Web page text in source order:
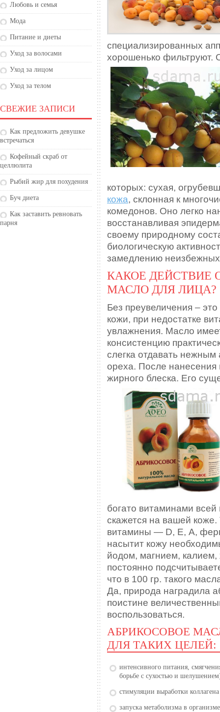
Любовь и семья
Мода
Питание и диеты
Уход за волосами
Уход за лицом
Уход за телом
СВЕЖИЕ ЗАПИСИ
Как предложить девушке
встречаться
Кофейный скраб от
целлюлита
Рыбий жир для похудения
Буч диета
Как заставить ревновать
парня
специализированных
хорошенько фильтруют.
которых: сухая,
кожа, склонная к
комедонов. Оно легко
восстанавливая
своему природному
биологическую
замедлению
КАКОЕ ДЕЙСТВИЕ
МАСЛО ДЛЯ ЛИЦА?
Без преувеличения –
кожи, при недостатке
увлажнения. Масло
консистенцию
слегка отдавать
ореха. После нанесения
жирного блеска. Его
богато витаминами
скажется на вашей коже.
витамины — D, Е, А,
насытит кожу
йодом, магнием,
постоянно
что в 100 гр. такого
Да, природа наградила
поистине
воспользоваться.
АБРИКОСОВОЕ
ДЛЯ ТАКИХ ЦЕЛЕЙ:
интенсивного питания,
борьбе с сухостью и
стимуляции выработки
запуска метаболизма в